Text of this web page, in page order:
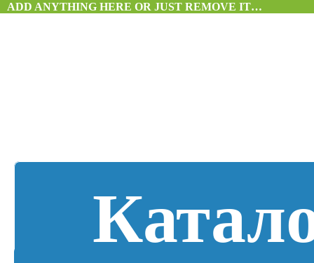
ADD ANYTHING HERE OR JUST REMOVE IT…